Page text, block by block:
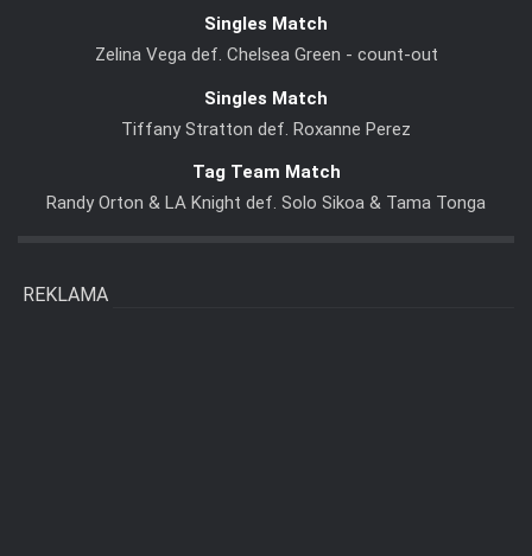
Singles Match
Zelina Vega def. Chelsea Green - count-out
Singles Match
Tiffany Stratton def. Roxanne Perez
Tag Team Match
Randy Orton & LA Knight def. Solo Sikoa & Tama Tonga
REKLAMA